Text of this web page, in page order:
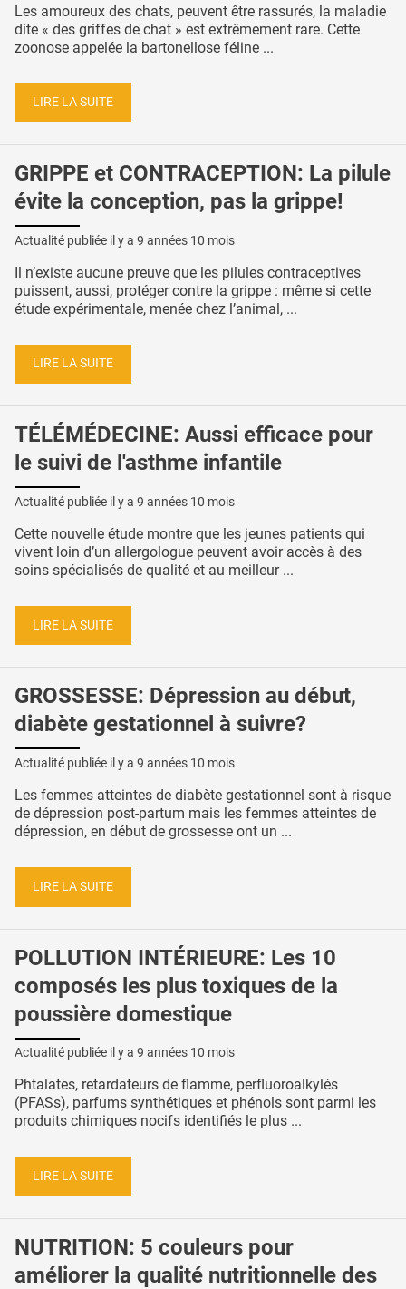
Les amoureux des chats, peuvent être rassurés, la maladie
dite « des griffes de chat » est extrêmement rare. Cette
zoonose appelée la bartonellose féline ...
LIRE LA SUITE
GRIPPE et CONTRACEPTION: La pilule
évite la conception, pas la grippe!
Actualité publiée il y a 9 années 10 mois
Il n’existe aucune preuve que les pilules contraceptives
puissent, aussi, protéger contre la grippe : même si cette
étude expérimentale, menée chez l’animal, ...
LIRE LA SUITE
TÉLÉMÉDECINE: Aussi efficace pour
le suivi de l'asthme infantile
Actualité publiée il y a 9 années 10 mois
Cette nouvelle étude montre que les jeunes patients qui
vivent loin d’un allergologue peuvent avoir accès à des
soins spécialisés de qualité et au meilleur ...
LIRE LA SUITE
GROSSESSE: Dépression au début,
diabète gestationnel à suivre?
Actualité publiée il y a 9 années 10 mois
Les femmes atteintes de diabète gestationnel sont à risque
de dépression post-partum mais les femmes atteintes de
dépression, en début de grossesse ont un ...
LIRE LA SUITE
POLLUTION INTÉRIEURE: Les 10
composés les plus toxiques de la
poussière domestique
Actualité publiée il y a 9 années 10 mois
Phtalates, retardateurs de flamme, perfluoroalkylés
(PFASs), parfums synthétiques et phénols sont parmi les
produits chimiques nocifs identifiés le plus ...
LIRE LA SUITE
NUTRITION: 5 couleurs pour
améliorer la qualité nutritionnelle des